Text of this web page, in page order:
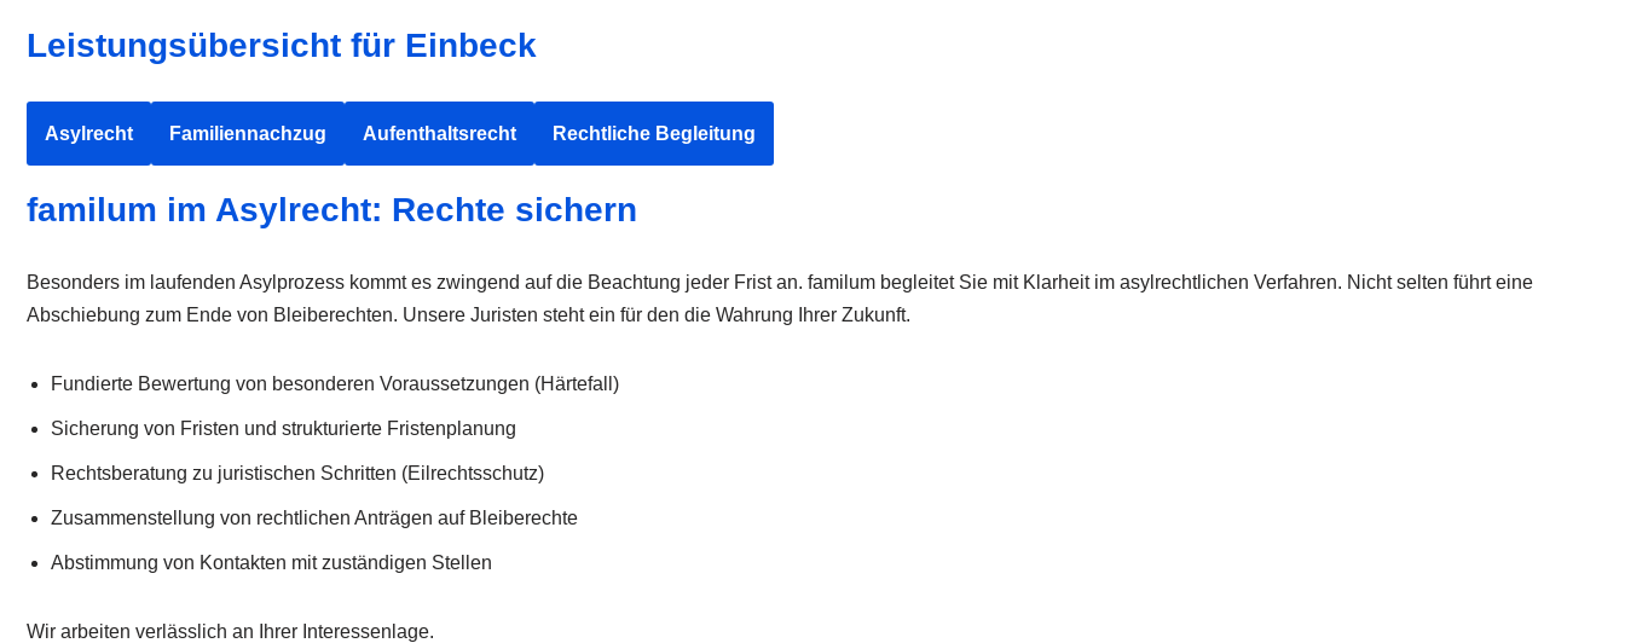
Leistungsübersicht für Einbeck
Asylrecht Familiennachzug Aufenthaltsrecht Rechtliche Begleitung
familum im Asylrecht: Rechte sichern
Besonders im laufenden Asylprozess kommt es zwingend auf die Beachtung jeder Frist an. familum begleitet Sie mit Klarheit im asylrechtlichen Verfahren. Nicht selten führt eine
Abschiebung zum Ende von Bleiberechten. Unsere Juristen steht ein für den die Wahrung Ihrer Zukunft.
Fundierte Bewertung von besonderen Voraussetzungen (Härtefall)
Sicherung von Fristen und strukturierte Fristenplanung
Rechtsberatung zu juristischen Schritten (Eilrechtsschutz)
Zusammenstellung von rechtlichen Anträgen auf Bleiberechte
Abstimmung von Kontakten mit zuständigen Stellen
Wir arbeiten verlässlich an Ihrer Interessenlage.